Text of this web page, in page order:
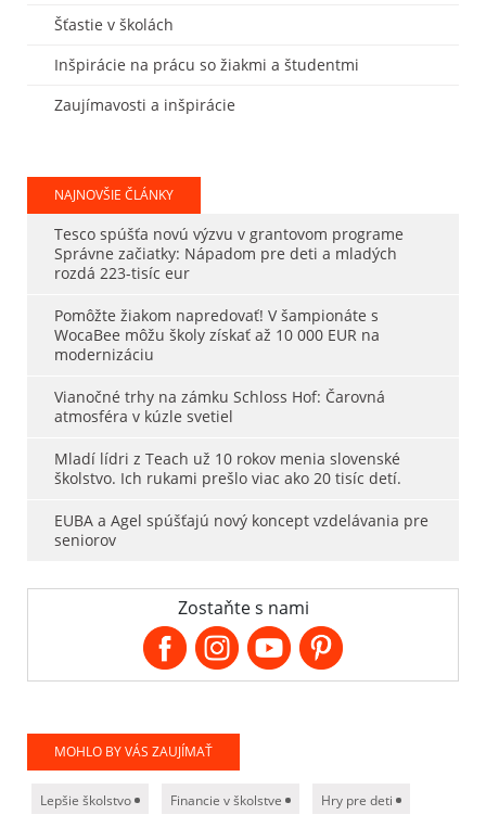
Šťastie v školách
Inšpirácie na prácu so žiakmi a študentmi
Zaujímavosti a inšpirácie
NAJNOVŠIE ČLÁNKY
Tesco spúšťa novú výzvu v grantovom programe
Správne začiatky: Nápadom pre deti a mladých
rozdá 223-tisíc eur
Pomôžte žiakom napredovať! V šampionáte s
WocaBee môžu školy získať až 10 000 EUR na
modernizáciu
Vianočné trhy na zámku Schloss Hof: Čarovná
atmosféra v kúzle svetiel
Mladí lídri z Teach už 10 rokov menia slovenské
školstvo. Ich rukami prešlo viac ako 20 tisíc detí.
EUBA a Agel spúšťajú nový koncept vzdelávania pre
seniorov
Zostaňte s nami
MOHLO BY VÁS ZAUJÍMAŤ
Lepšie školstvo Financie v školstve Hry pre deti